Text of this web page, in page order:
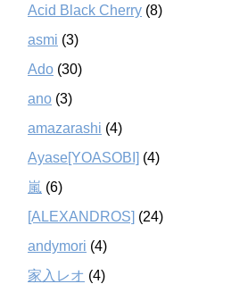
Acid Black Cherry (8)
asmi (3)
Ado (30)
ano (3)
amazarashi (4)
Ayase[YOASOBI] (4)
嵐 (6)
[ALEXANDROS] (24)
andymori (4)
家入レオ (4)